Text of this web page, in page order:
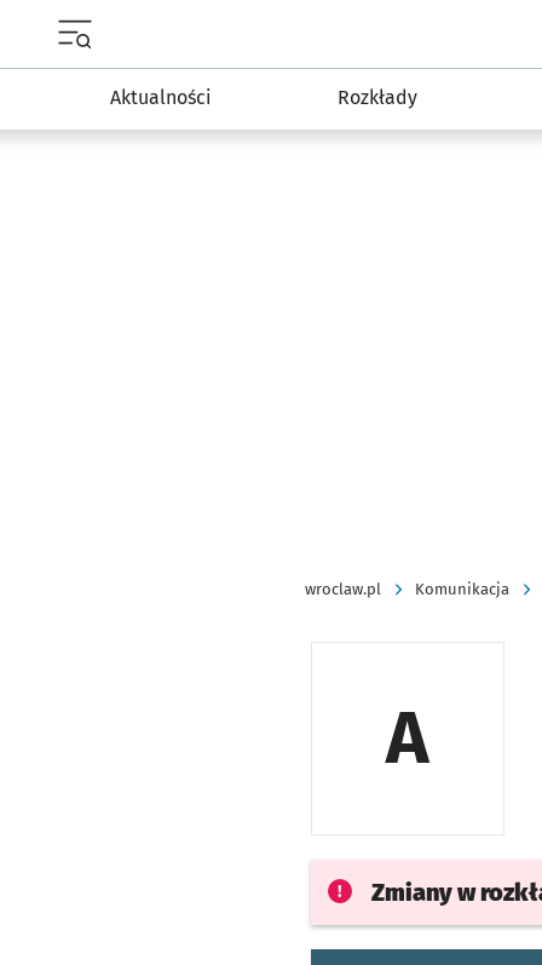
Aktualności Rozkłady
wroclaw.pl Komunikacja
A
Zmiany w